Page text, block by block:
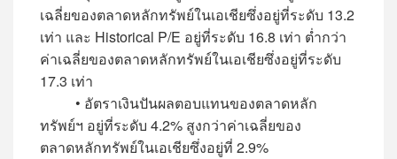
เฉลี่ยของตลาดหลักทรัพย์ในเอเชียซึ่งอยู่ที่ระดับ 13.2
เท่า และ Historical P/E อยู่ที่ระดับ 16.8 เท่า ต่ำกว่า
ค่าเฉลี่ยของตลาดหลักทรัพย์ในเอเชียซึ่งอยู่ที่ระดับ
17.3 เท่า
• อัตราเงินปันผลตอบแทนของตลาดหลัก
ทรัพย์ฯ อยู่ที่ระดับ 4.2% สูงกว่าค่าเฉลี่ยของ
ตลาดหลักทรัพย์ในเอเชียซึ่งอยู่ที่ 2.9%